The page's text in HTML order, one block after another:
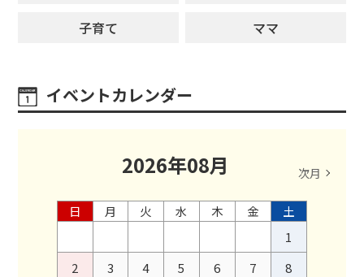
子育て
ママ
イベントカレンダー
2026年08月 次月
日 月 火 水 木 金
土
1
2
3 4 5 6 7
8